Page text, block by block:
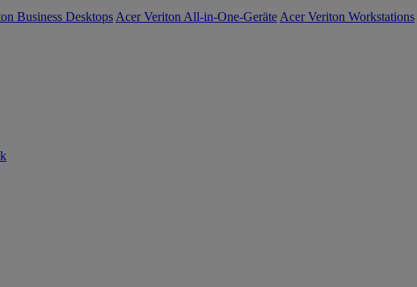
Business Desktops Acer Veriton All-in-One-Geräte Acer Veriton Workstations